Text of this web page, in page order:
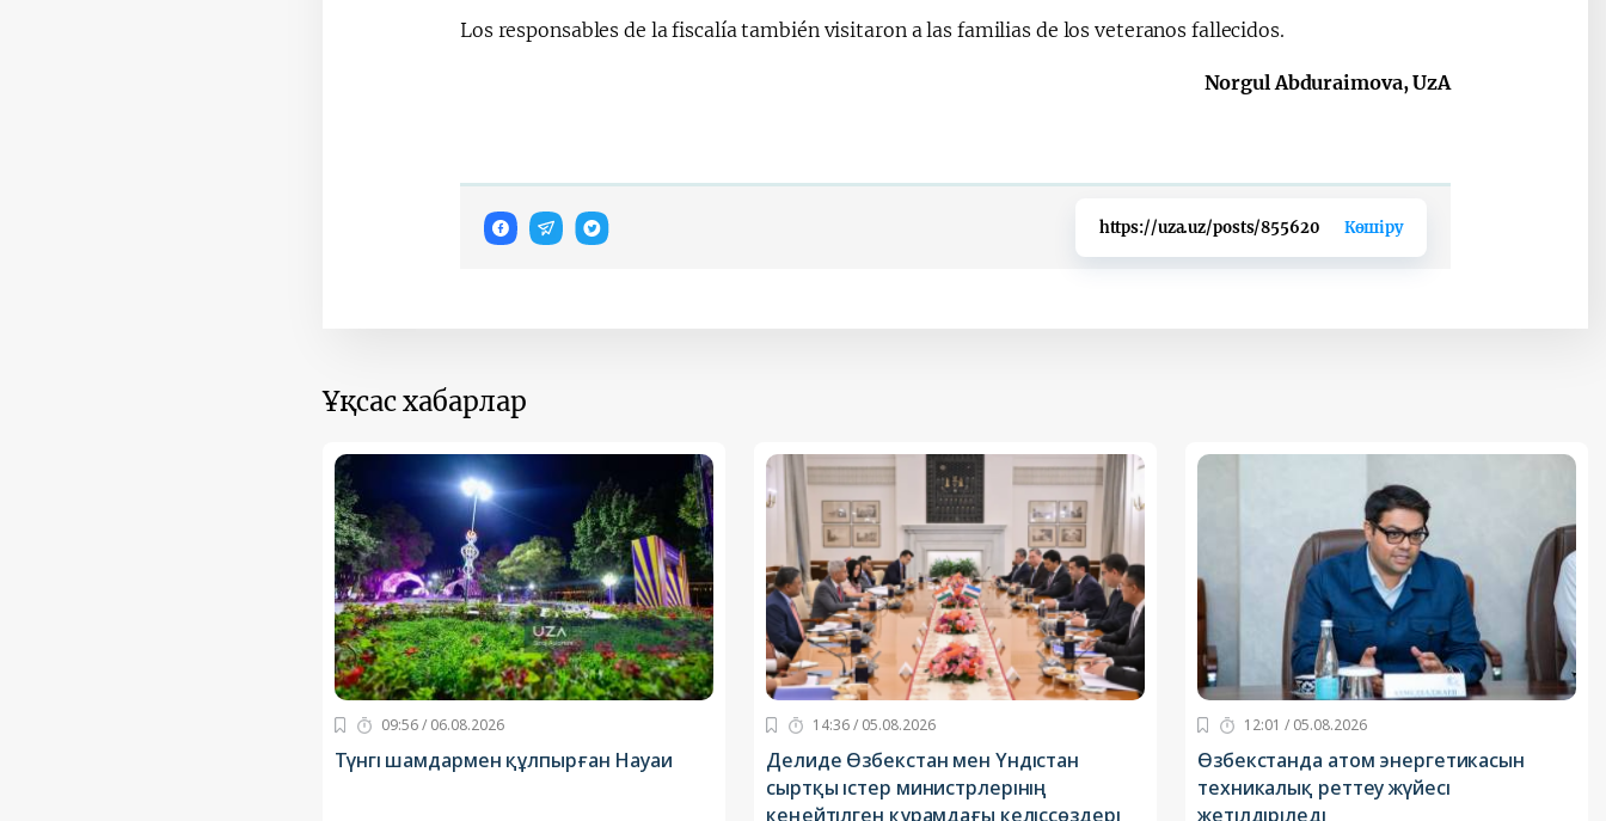
Los responsables de la fiscalía también visitaron a las familias de los veteranos fallecidos.
Norgul Abduraimova, UzA
https://uza.uz/posts/855620 Көшіру
Ұқсас хабарлар
09:56 / 06.08.2026
Түнгі шамдармен құлпырған Науаи
14:36 / 05.08.2026
Делиде Өзбекстан мен Үндістан
сыртқы істер министрлерінің
кеңейтілген құрамдағы келіссөздері
12:01 / 05.08.2026
Өзбекстанда атом энергетикасын
техникалық реттеу жүйесі
жетілдіріледі